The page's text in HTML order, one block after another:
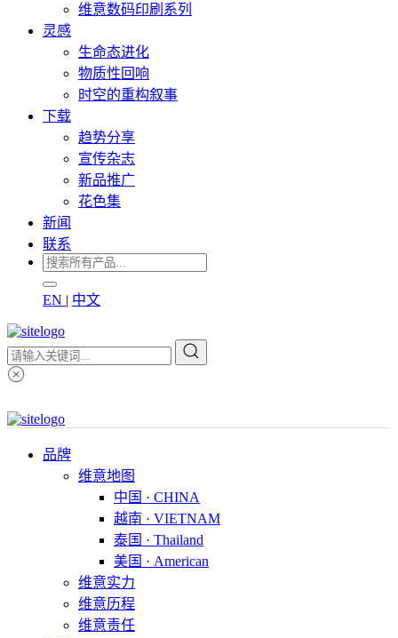
维意数码印刷系列
灵感
生命态进化
物质性回响
时空的重构叙事
下载
趋势分享
宣传杂志
新品推广
花色集
新闻
联系
EN | 中文
品牌
维意地图
中国 · CHINA
越南 · VIETNAM
泰国 · Thailand
美国 · American
维意实力
维意历程
维意责任